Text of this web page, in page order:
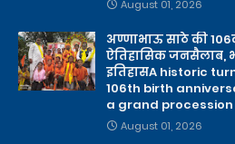
August 01, 2026
अण्णाभाऊ साठे की
ऐतिहासिक जनसैलाब,
इतिहासA historic
106th birth
a grand
August 01, 2026